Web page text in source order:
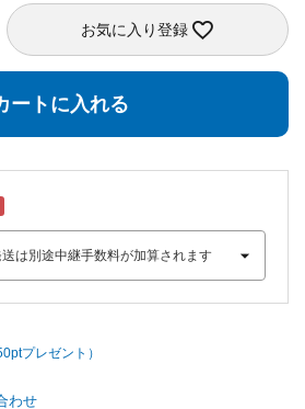
お気に入り登録
ートに入れる
わせ